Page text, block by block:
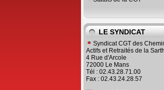
LE SYNDICAT
Syndicat CGT des
Actifs et Retraités de la
4 Rue d'Arcole
72000 Le Mans
Tél : 02.43.28.71.00
Fax : 02.43.24.28.57